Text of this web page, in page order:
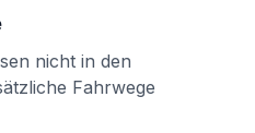
nicht in den
Fahrwege